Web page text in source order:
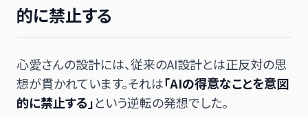
的に禁止する
心愛さんの設計には、従来のAI設計とは正反対の思
想が貫かれています。それは「AIの得意なことを意図
的に禁止する」という逆転の発想でした。